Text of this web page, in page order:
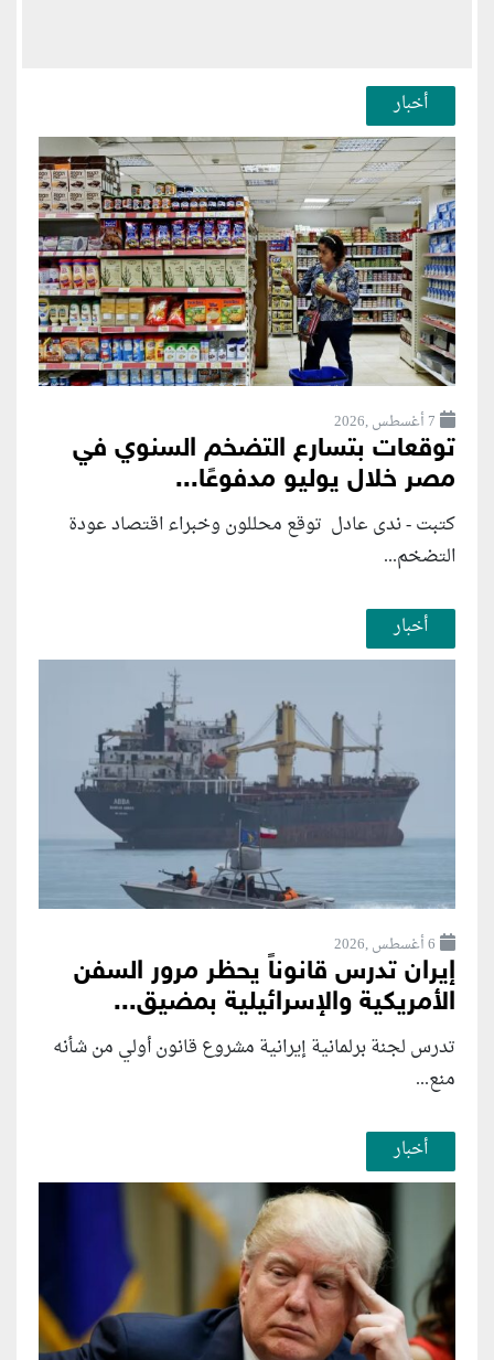
أخبار
7 أغسطس ,2026
توقعات بتسارع التضخم السنوي في
مصر خلال يوليو مدفوعًا...
كتبت - ندى عادل توقع محللون وخبراء اقتصاد عودة
التضخم...
أخبار
6 أغسطس ,2026
إيران تدرس قانوناً يحظر مرور السفن
الأمريكية والإسرائيلية بمضيق...
تدرس لجنة برلمانية إيرانية مشروع قانون ⁠أولي من شأنه
منع...
أخبار